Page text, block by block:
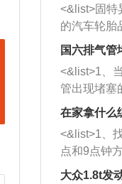
<&list>固特
的汽车轮胎
牌，但是中
也是为了更
国六排气管
<&list>1、
管出现堵塞
者是细棍，
堵塞情况
施。
杂物推到排
三元催化器
在家拿什么
<&list>1、
点和9点钟
方向做一个
大众1.8t发